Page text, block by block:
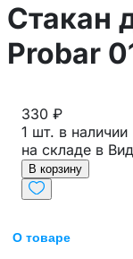
Стакан
Probar
330 ₽
1 шт. в наличии
на складе в
В корзину
О товаре